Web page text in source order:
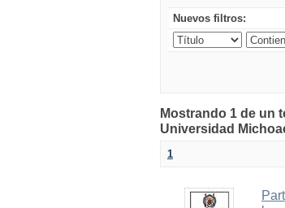
Nuevos filtros:
Mostrando 1 de un
Universidad
1